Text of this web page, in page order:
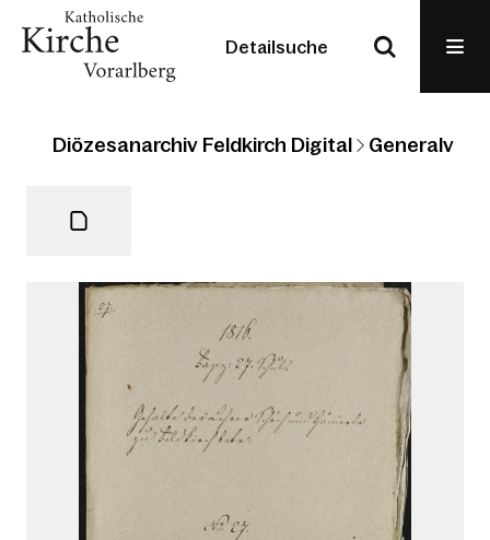
Detailsuche
Diözesanarchiv Feldkirch Digital